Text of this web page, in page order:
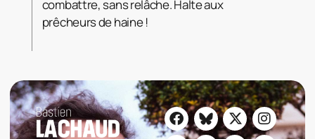
combattre, sans relâche. Halte aux
prêcheurs de haine !